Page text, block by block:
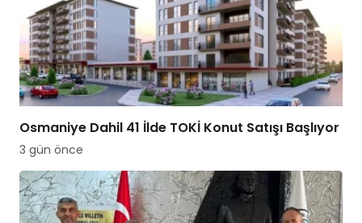
Osmaniye Dahil 41 İlde TOKİ Konut Satışı Başlıyor
3 gün önce